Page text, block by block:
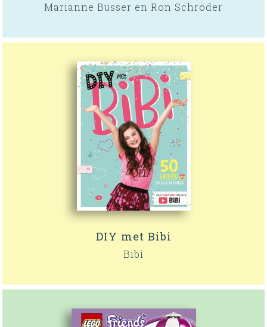
Marianne Busser en Ron Schröder
DIY met Bibi
Bibi